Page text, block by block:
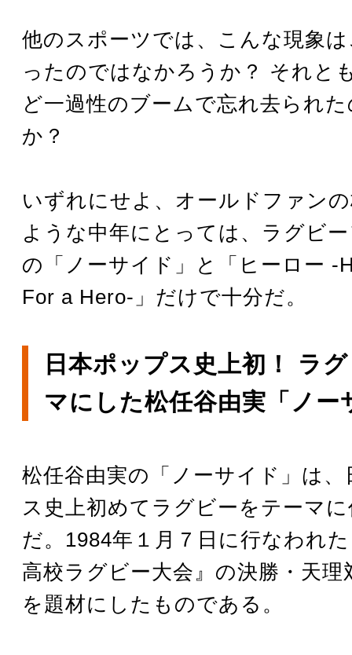
他のスポーツでは、こんな現象
ったのではなかろうか？ それと
ど一過性のブームで忘れ去られ
か？
いずれにせよ、オールドファン
ような中年にとっては、ラグビ
の「ノーサイド」と「ヒーロー -
For a Hero-」だけで十分だ。
日本ポップス史上初！ ラ
マにした松任谷由実「ノー
松任谷由実の「ノーサイド」は
ス史上初めてラグビーをテーマ
だ。1984年１月７日に行なわれ
高校ラグビー大会』の決勝・天理
を題材にしたものである。